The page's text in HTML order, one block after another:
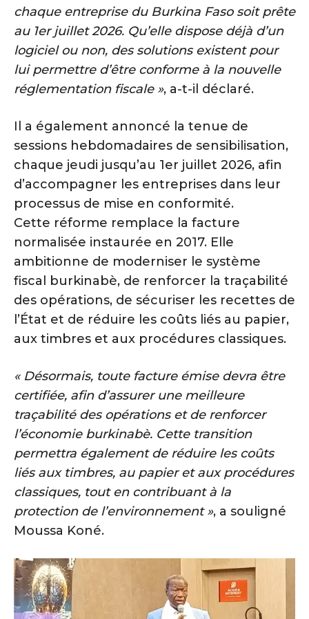
chaque entreprise du Burkina Faso soit prête
au 1er juillet 2026. Qu’elle dispose déjà d’un
logiciel ou non, des solutions existent pour
lui permettre d’être conforme à la nouvelle
réglementation fiscale », a-t-il déclaré.
Il a également annoncé la tenue de
sessions hebdomadaires de sensibilisation,
chaque jeudi jusqu’au 1er juillet 2026, afin
d’accompagner les entreprises dans leur
processus de mise en conformité.
Cette réforme remplace la facture
normalisée instaurée en 2017. Elle
ambitionne de moderniser le système
fiscal burkinabè, de renforcer la traçabilité
des opérations, de sécuriser les recettes de
l’État et de réduire les coûts liés au papier,
aux timbres et aux procédures classiques.
« Désormais, toute facture émise devra être
certifiée, afin d’assurer une meilleure
traçabilité des opérations et de renforcer
l’économie burkinabè. Cette transition
permettra également de réduire les coûts
liés aux timbres, au papier et aux procédures
classiques, tout en contribuant à la
protection de l’environnement », a souligné
Moussa Koné.